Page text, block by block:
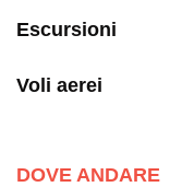
Escursioni
Voli aerei
DOVE ANDARE